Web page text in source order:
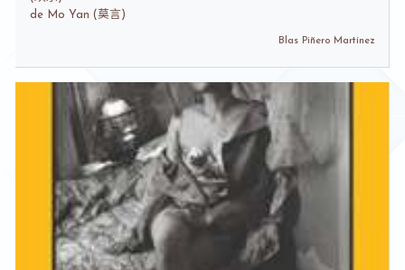
de Mo Yan (莫言)
Blas Piñero Martínez